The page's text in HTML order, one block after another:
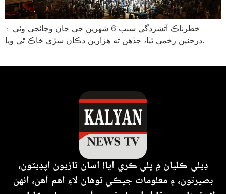
خطرناڪ آتشزدگي سبب 6 شهرين جي جان وڃائجي وئي ۽
درجنين زخمي ٿيا، جڏهن ته هزارين دڪان سڙي خاڪ ٿي ويا.
ڊيلي ڪلياڻ ۾ ڀلي ڪري آيا! اسان تازيون اپڊيٽون،
بصيرتون، ۽ معلومات جيڪي توهان لاءِ اهم آهن، انهن